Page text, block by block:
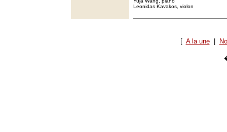
Leonidas Kavakos, violon
[ A la une|